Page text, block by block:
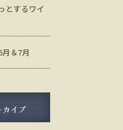
とするワイ
＆7月